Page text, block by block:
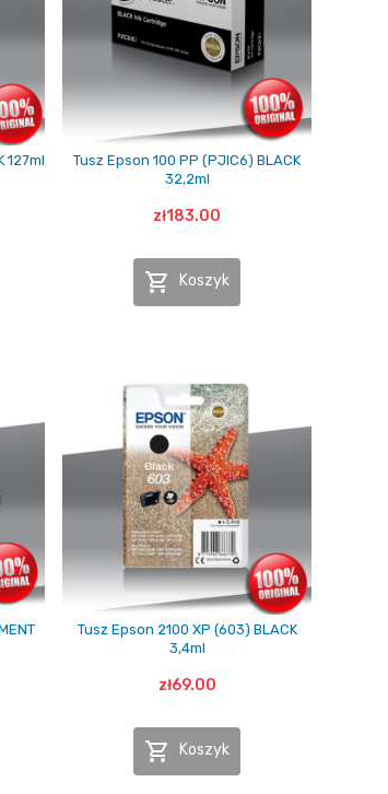
127ml
Tusz Epson 100 PP (PJIC6) BLACK
32,2ml
zł183.00
 Koszyk
Tusz Epson 2100 XP (603) BLACK
3,4ml
zł69.00
 Koszyk